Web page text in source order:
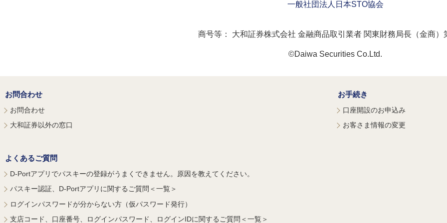
一般社団法人日本STO協会
商号等： 大和証券株式会社 金融商品取引業者 関東財務局長（金商）
©Daiwa Securities Co.Ltd.
お問合わせ
お問合わせ
大和証券以外の窓口
お手続き
口座開設のお申込み
お客さま情報の変更
よくあるご質問
D-Portアプリでパスキーの登録がうまくできません。原因を教えてください。
パスキー認証、D-Portアプリに関するご質問＜一覧＞
ログインパスワードが分からない方（仮パスワード発行）
支店コード、口座番号、ログインパスワード、ログインIDに関するご質問＜一覧＞